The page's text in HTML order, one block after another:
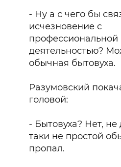
- Ну а с чего бы
исчезновение с
профессиональной
деятельностью?
обычная бытовуха.
Разумовский
головой:
- Бытовуха? Нет,
таки не простой
пропал.